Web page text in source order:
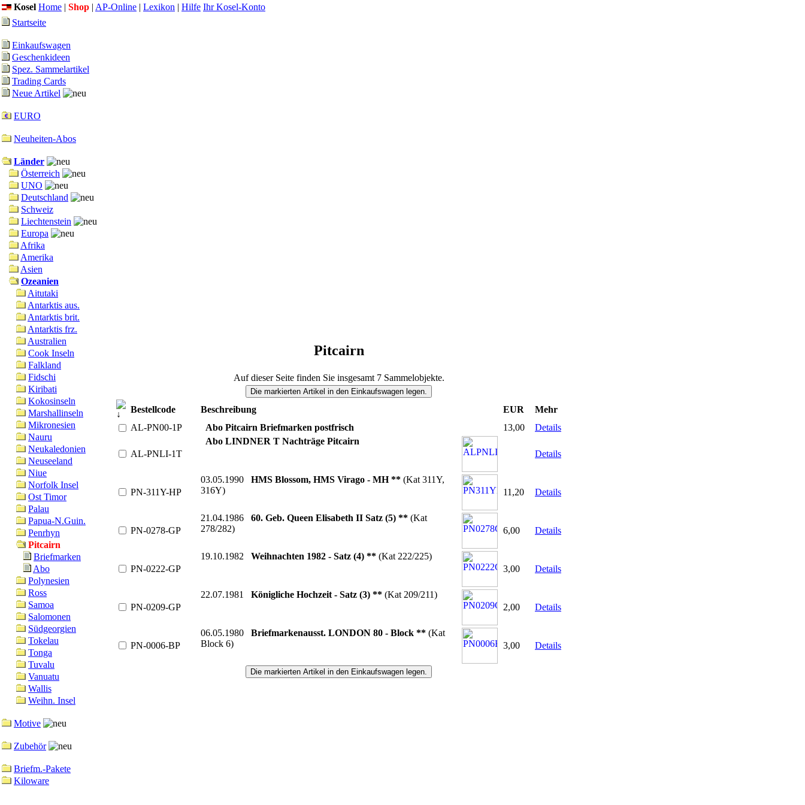
Kosel Home | Shop | AP-Online | Lexikon | Hilfe Ihr Kosel-Konto
Startseite
Einkaufswagen
Geschenkideen
Spez. Sammelartikel
Trading Cards
Neue Artikel
EURO
Neuheiten-Abos
Länder
Österreich
UNO
Deutschland
Schweiz
Liechtenstein
Europa
Afrika
Amerika
Asien
Ozeanien
Aitutaki
Antarktis aus.
Antarktis brit.
Antarktis frz.
Australien
Cook Inseln
Falkland
Fidschi
Kiribati
Kokosinseln
Marshallinseln
Mikronesien
Nauru
Neukaledonien
Neuseeland
Niue
Norfolk Insel
Ost Timor
Palau
Papua-N.Guin.
Penrhyn
Pitcairn
Briefmarken
Abo
Polynesien
Ross
Samoa
Salomonen
Südgeorgien
Tokelau
Tonga
Tuvalu
Vanuatu
Wallis
Weihn. Insel
Motive
Zubehör
Briefm.-Pakete
Kiloware
Pitcairn
Auf dieser Seite finden Sie insgesamt 7 Sammelobjekte.
Bestellcode Beschreibung EUR
Mehr
AL-PN00-1P
Abo Pitcairn Briefmarken postfrisch 13,00 Details
AL-PNLI-1T
Abo LINDNER T Nachträge Pitcairn
Details
PN-311Y-HP
03.05.1990 HMS Blossom, HMS Virago - MH ** (Kat 311Y,
316Y)
11,20 Details
PN-0278-GP
21.04.1986 60. Geb. Queen Elisabeth II Satz (5) ** (Kat
278/282)
6,00 Details
PN-0222-GP
19.10.1982 Weihnachten 1982 - Satz (4) ** (Kat 222/225)
3,00
Details
PN-0209-GP
22.07.1981 Königliche Hochzeit - Satz (3) ** (Kat 209/211)
2,00
Details
PN-0006-BP
06.05.1980 Briefmarkenausst. LONDON 80 - Block ** (Kat
Block 6)
3,00 Details